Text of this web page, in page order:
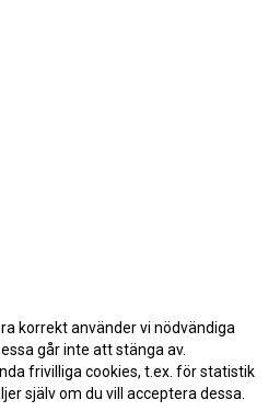
korrekt använder vi nödvändiga
går inte att stänga av.
frivilliga cookies, t.ex. för statistik
själv om du vill acceptera dessa.